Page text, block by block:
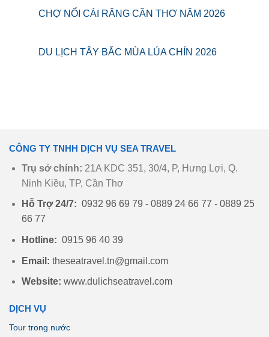
CHỢ NỔI CÁI RĂNG CẦN THƠ NĂM 2026
DU LỊCH TÂY BẮC MÙA LÚA CHÍN 2026
CÔNG TY TNHH DỊCH VỤ SEA TRAVEL
Trụ sở chính: 21A KDC 351, 30/4, P, Hưng Lợi, Q.
Ninh Kiều, TP, Cần Thơ
Hỗ Trợ 24/7: 0932 96 69 79 - 0889 24 66 77 - 0889 25
66 77
Hotline: 0915 96 40 39
Email: theseatravel.tn@gmail.com
Website: www.dulichseatravel.com
DỊCH VỤ
Tour trong nước